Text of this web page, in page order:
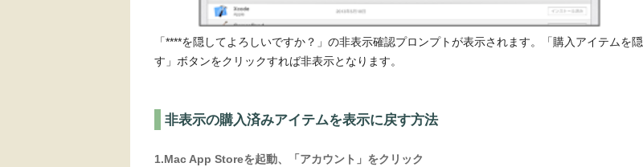
「****を隠してよろしいですか？」の非表示確認プロンプトが表示されます。「購入アイテムを隠
す」ボタンをクリックすれば非表示となります。
非表示の購入済みアイテムを表示に戻す方法
1.Mac App Storeを起動、「アカウント」をクリック